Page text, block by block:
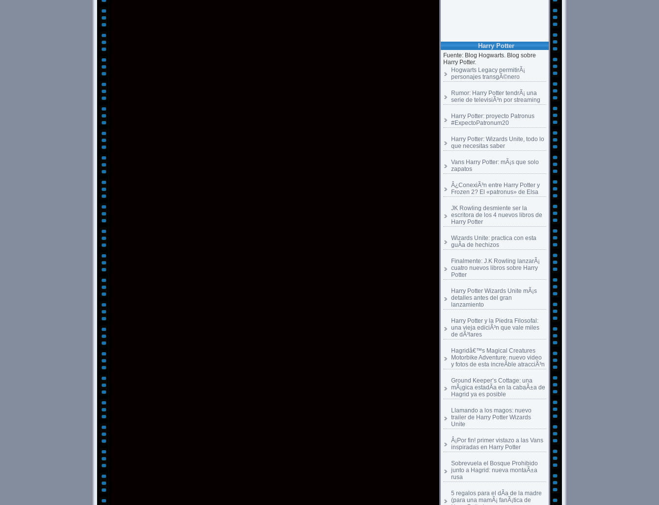
Harry Potter
Fuente: Blog Hogwarts. Blog sobre
Harry Potter.
Hogwarts Legacy permitirÃ¡
personajes transgÃ©nero
Rumor: Harry Potter tendrÃ¡ una
serie de televisiÃ³n por streaming
Harry Potter: proyecto Patronus
#ExpectoPatronum20
Harry Potter: Wizards Unite, todo lo
que necesitas saber
Vans Harry Potter: mÃ¡s que solo
zapatos
Â¿ConexiÃ³n entre Harry Potter y
Frozen 2? El «patronus» de Elsa
JK Rowling desmiente ser la
escritora de los 4 nuevos libros de
Harry Potter
Wizards Unite: practica con esta
guÃ­a de hechizos
Finalmente: J.K Rowling lanzarÃ¡
cuatro nuevos libros sobre Harry
Potter
Harry Potter Wizards Unite mÃ¡s
detalles antes del gran
lanzamiento
Harry Potter y la Piedra Filosofal:
una vieja ediciÃ³n que vale miles
de dÃ³lares
Hagridâ€™s Magical Creatures
Motorbike Adventure: nuevo video
y fotos de esta increÃ­ble atracciÃ³n
Ground Keeper’s Cottage: una
mÃ¡gica estadÃ­a en la cabaÃ±a de
Hagrid ya es posible
Llamando a los magos: nuevo
trailer de Harry Potter Wizards
Unite
Â¡Por fin! primer vistazo a las Vans
inspiradas en Harry Potter
Sobrevuela el Bosque Prohibido
junto a Hagrid: nueva montaÃ±a
rusa
5 regalos para el dÃ­a de la madre
(para una mamÃ¡ fanÃ¡tica de